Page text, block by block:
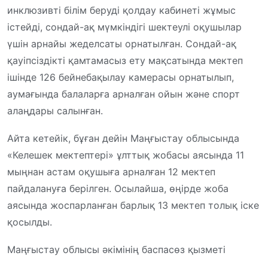
инклюзивті білім беруді қолдау кабинеті жұмыс
істейді, сондай-ақ мүмкіндігі шектеулі оқушылар
үшін арнайы жеделсаты орнатылған. Сондай-ақ
қауіпсіздікті қамтамасыз ету мақсатында мектеп
ішінде 126 бейнебақылау камерасы орнатылып,
аумағында балаларға арналған ойын және спорт
алаңдары салынған.
Айта кетейік, бұған дейін Маңғыстау облысында
«Келешек мектептері» ұлттық жобасы аясында 11
мыңнан астам оқушыға арналған 12 мектеп
пайдалануға берілген. Осылайша, өңірде жоба
аясында жоспарланған барлық 13 мектеп толық іске
қосылды.
Маңғыстау облысы әкімінің баспасөз қызметі